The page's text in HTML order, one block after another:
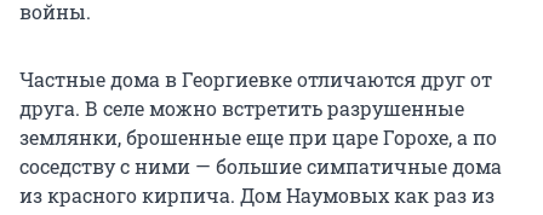
войны.
Частные дома в Георгиевке отличаются друг от
друга. В селе можно встретить разрушенные
землянки, брошенные еще при царе Горохе, а по
соседству с ними — большие симпатичные дома
из красного кирпича. Дом Наумовых как раз из